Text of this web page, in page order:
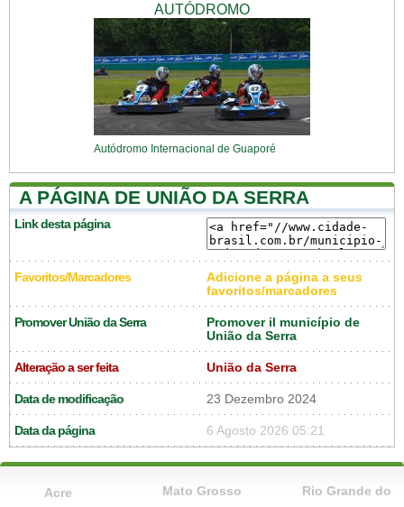
AUTÓDROMO
Autódromo Internacional de Guaporé
A PÁGINA DE UNIÃO DA SERRA
Link desta página
Favoritos/Marcadores
Adicione a página a seus
favoritos/marcadores
Promover União da Serra
Promover il município de
União da Serra
Alteração a ser feita União da Serra
Data de modificação 23 Dezembro 2024
Data da página 6 Agosto 2026 05:21
Acre
Mato Grosso
Rio Grande do